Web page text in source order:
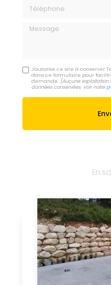
Message
J'autorise ce site à conserver
dans ce formulaire pour
demande. (Aucune
données conservées. Voir notre
En